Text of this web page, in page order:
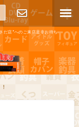
だ店"へのご来店是非お待ち
お問い合わ
せ